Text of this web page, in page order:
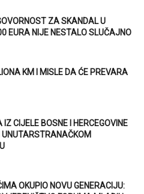
ZA SKANDAL U
EURA NIJE NESTALO SLUČAJNO
KM I MISLE DA ĆE PREVARA
CIJELE BOSNE I HERCEGOVINE
UNUTARSTRANAČKOM
OKUPIO NOVU GENERACIJU: